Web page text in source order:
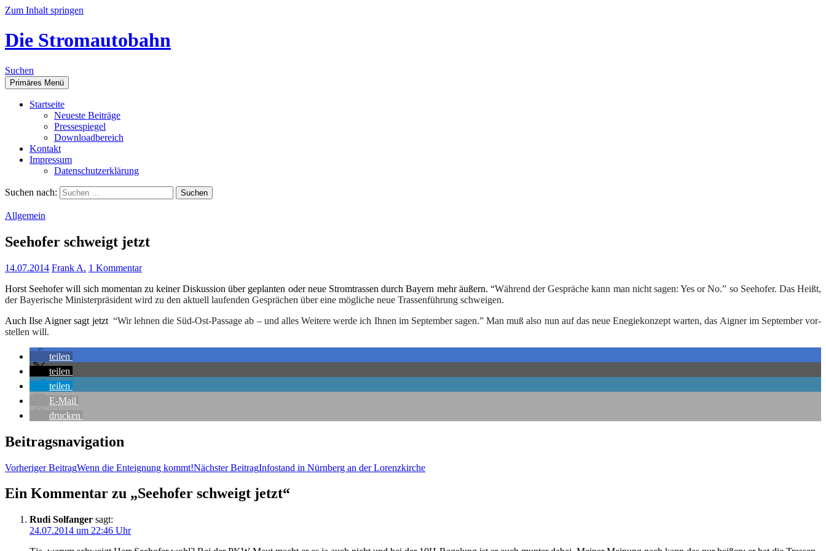
Zum Inhalt springen
Die Stromautobahn
Suchen
Primäres Menü
Start­sei­te
Neu­es­te Beiträge
Pres­se­spie­gel
Down­load­be­reich
Kon­takt
Impres­sum
Daten­schutz­er­klä­rung
Suchen nach:
Allgemein
See­ho­fer schweigt jetzt
14.07.2014 Frank A. 1 Kommentar
Horst See­ho­fer will sich momen­tan zu kei­ner Dis­kus­si­on über geplan­ten oder neue Strom­tras­sen durch Bay­ern mehr äußern. “Wäh­rend der Gesprä­che kann man nicht sagen: Yes or No.” so See­ho­fer. Das Heißt,
der Baye­ri­sche Minis­ter­prä­si­dent wird zu den aktu­ell lau­fen­den Gesprä­chen über eine mög­li­che neue Tras­sen­füh­rung schweigen.
Auch Ilse Aigner sagt jetzt “Wir leh­nen die Süd-Ost-Pas­sa­ge ab – und alles Wei­te­re wer­de ich Ihnen im Sep­tem­ber sagen.” Man muß also nun auf das neue Ene­gie­kon­zept war­ten, das Aigner im Sep­tem­ber vor­
stel­len will.
tei­len
tei­len
tei­len
E‑Mail
dru­cken
Beitragsnavigation
Vorheriger BeitragWenn die Ent­eig­nung kommt!Nächster BeitragInfo­stand in Nürn­berg an der Lorenzkirche
Ein Kommentar zu „See­ho­fer schweigt jetzt“
Rudi Solfanger sagt:
24.07.2014 um 22:46 Uhr